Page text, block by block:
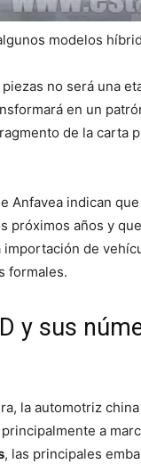
modelos
no será una
en un
de la carta
Anfavea indican
próximos años y
de
formales.
y sus
la automotriz
a
, las principales